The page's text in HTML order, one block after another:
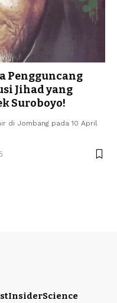
Pengguncang
Jihad yang
Suroboyo!
di Jombang pada 10 April
InsiderScience